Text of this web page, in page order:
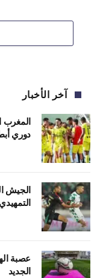
آخر الأخبار
المغرب
دوري
الجيش
عصبة
الجديد